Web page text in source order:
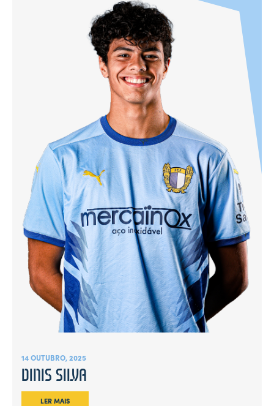
14 OUTUBRO, 2025
DINIS SILVA
LER MAIS